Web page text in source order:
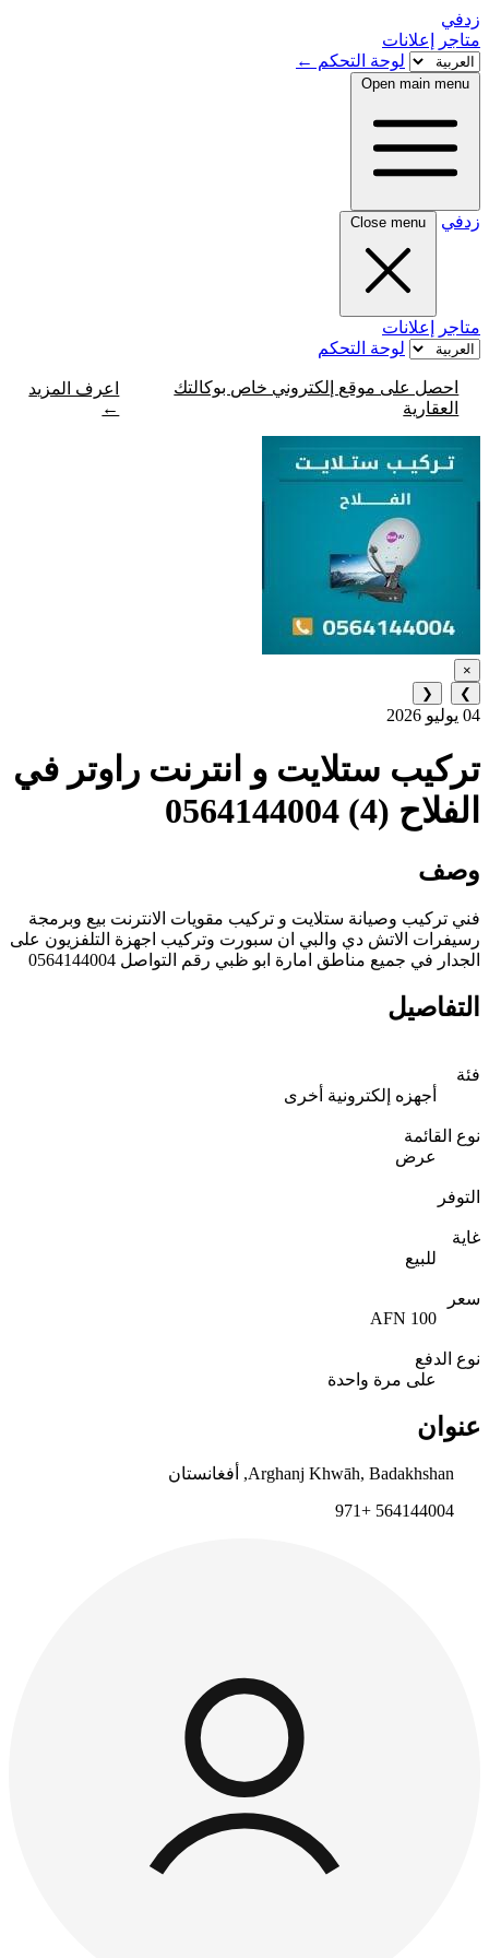
زدفي
متاجر
إعلانات
لوحة التحكم ←
Open main menu
زدفي Close menu
متاجر
إعلانات
لوحة التحكم
احصل على موقع إلكتروني خاص بوكالتك
العقارية
اعرف المزيد
←
×
❯
❮
04 يوليو 2026
تركيب ستلايت و انترنت راوتر في
الفلاح (4) 0564144004
وصف
فني تركيب وصيانة ستلايت و تركيب مقويات الانترنت بيع وبرمجة
رسيفرات الاتش دي والبي ان سبورت وتركيب اجهزة التلفزيون على
الجدار في جميع مناطق امارة ابو ظبي رقم التواصل 0564144004
التفاصيل
فئة
أجهزه إلكترونية أخرى
نوع القائمة
عرض
التوفر
غاية
للبيع
سعر
100 AFN
نوع الدفع
على مرة واحدة
عنوان
564144004 +971